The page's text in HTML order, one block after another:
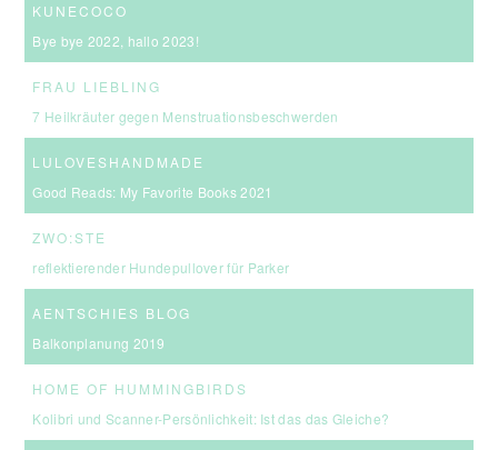
KUNECOCO
Bye bye 2022, hallo 2023!
FRAU LIEBLING
7 Heilkräuter gegen Menstruationsbeschwerden
LULOVESHANDMADE
Good Reads: My Favorite Books 2021
ZWO:STE
reflektierender Hundepullover für Parker
AENTSCHIES BLOG
Balkonplanung 2019
HOME OF HUMMINGBIRDS
Kolibri und Scanner-Persönlichkeit: Ist das das Gleiche?